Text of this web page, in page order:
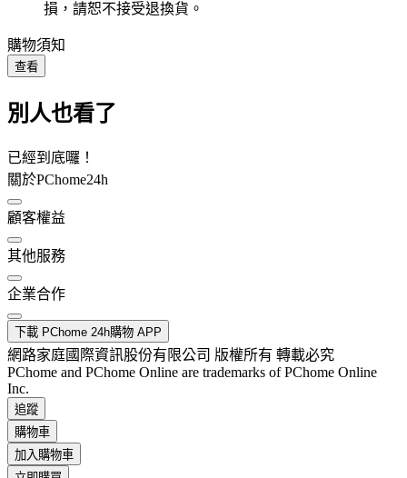
損，請恕不接受退換貨。
購物須知
查看
別人也看了
已經到底囉！
關於PChome24h
顧客權益
其他服務
企業合作
下載 PChome 24h購物 APP
網路家庭國際資訊股份有限公司 版權所有 轉載必究
PChome and PChome Online are trademarks of PChome Online
Inc.
追蹤
購物車
加入購物車